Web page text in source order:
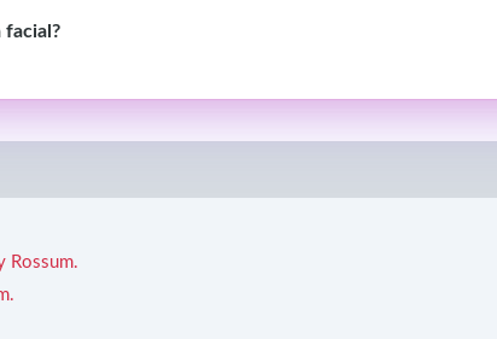
facial?
Rossum.